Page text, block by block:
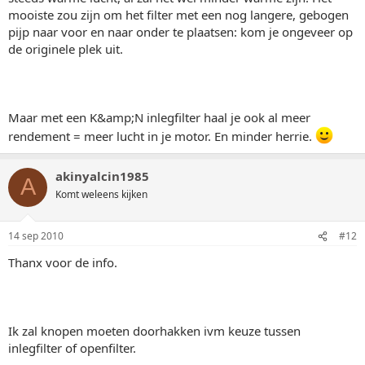
mooiste zou zijn om het filter met een nog langere, gebogen
pijp naar voor en naar onder te plaatsen: kom je ongeveer op
de originele plek uit.
Maar met een K&amp;N inlegfilter haal je ook al meer
rendement = meer lucht in je motor. En minder herrie.
A akinyalcin1985
Komt weleens kijken
14 sep 2010 #12
Thanx voor de info.
Ik zal knopen moeten doorhakken ivm keuze tussen
inlegfilter of openfilter.